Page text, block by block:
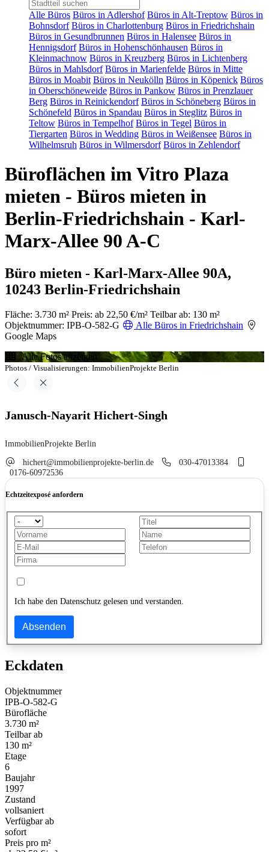
Alle Büros Büros in Adlershof Büros in Alt-Treptow Büros in
Bohnsdorf Büros in Charlottenburg Büros in Friedrichshain
Büros in Gesundbrunnen Büros in Halensee Büros in
Hennigsdorf Büros in Hohenschönhausen Büros in
Kleinmachnow Büros in Kreuzberg Büros in Lichtenberg
Büros in Mahlsdorf Büros in Marienfelde Büros in Mitte
Büros in Moabit Büros in Neukölln Büros in Köpenick Büros
in Oberschöneweide Büros in Pankow Büros in Prenzlauer
Berg Büros in Reinickendorf Büros in Schöneberg Büros in
Schönefeld Büros in Spandau Büros in Steglitz Büros in
Teltow Büros in Tempelhof Büros in Tegel Büros in
Tiergarten Büros in Wedding Büros in Weißensee Büros in
Wilhelmsruh Büros in Wilmersdorf Büros in Zehlendorf
Büroflächen im Vitro Plaza
mieten - Büros mieten in
Berlin-Friedrichshain - Karl-
Marx-Allee 90 A-C
Büro mieten - Karl-Marx-Allee 90A,
10243 Berlin-Friedrichshain
Fläche: 3.730 m² Preis: ab 22,50 €/m² Teilbar ab: 130 m²
Objektnummer: IPB-O-582-G
Alle Büros in Friedrichshain
Google Maps
Alle Fotos anzeigen
Photos / Visualisierungen: ImmobilienProjekte Berlin
Janusch-Nayarit Hichert-Singh
ImmobilienProjekte Berlin
hichert@immobilienprojekte-berlin.de
030-47013384
0176-60972536
Echtzeitexposé anfordern
Ich habe den Datenschutz gelesen und verstanden.
Absenden
Eckdaten
Objektnummer
IPB-O-582-G
Bürofläche
3.730 m²
Teilbar ab
130 m²
Etage
6
Baujahr
1997
Zustand
vollsaniert
Verfügbar ab
sofort
Preis pro m²